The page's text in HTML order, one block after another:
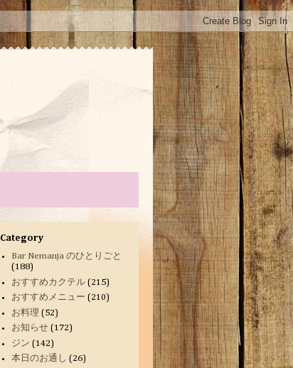
Category
Bar Nemanja のひとりごと
(188)
おすすめカクテル (215)
おすすめメニュー (210)
お料理 (52)
お知らせ (172)
ジン (142)
本日のお通し (26)